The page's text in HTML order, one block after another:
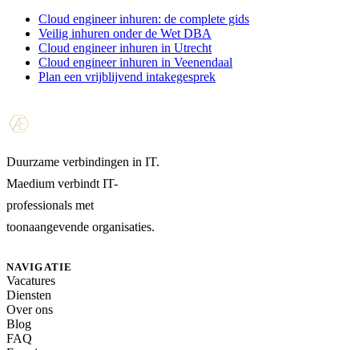
Cloud engineer inhuren: de complete gids
Veilig inhuren onder de Wet DBA
Cloud engineer inhuren in Utrecht
Cloud engineer inhuren in Veenendaal
Plan een vrijblijvend intakegesprek
Duurzame verbindingen in IT.
Maedium verbindt IT-
professionals met
toonaangevende organisaties.
NAVIGATIE
Vacatures
Diensten
Over ons
Blog
FAQ